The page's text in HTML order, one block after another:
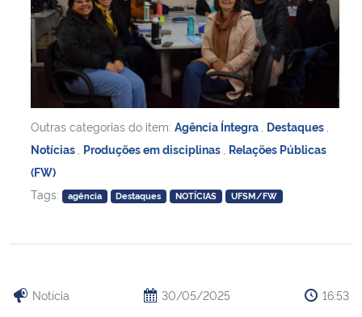
Outras categorias do item: Agência Íntegra Destaques
Notícias Produções em disciplinas Relações Públicas
(FW)
Tags:
agência Destaques NOTÍCIAS UFSM/FW
Notícia 30/05/2025 16:53